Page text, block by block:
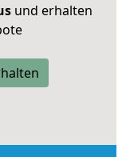
und erhalten